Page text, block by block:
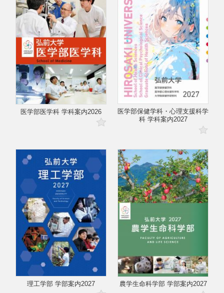
医学部医学科 学科案内2026
医学部保健学科・心理支援科学
科 学科案内2027
理工学部 学部案内2027 農学生命科学部 学部案内2027